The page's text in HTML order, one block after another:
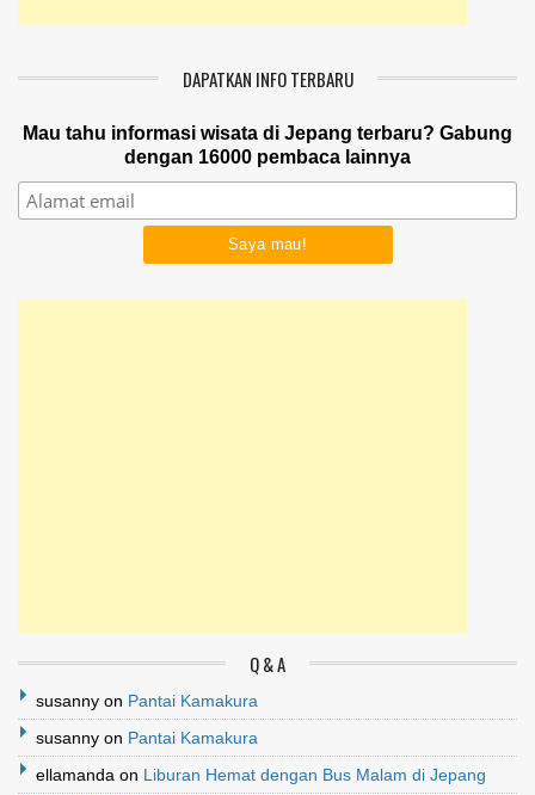
DAPATKAN INFO TERBARU
Mau tahu informasi wisata di Jepang terbaru? Gabung
dengan 16000 pembaca lainnya
Q & A
susanny on Pantai Kamakura
susanny on Pantai Kamakura
ellamanda on Liburan Hemat dengan Bus Malam di Jepang